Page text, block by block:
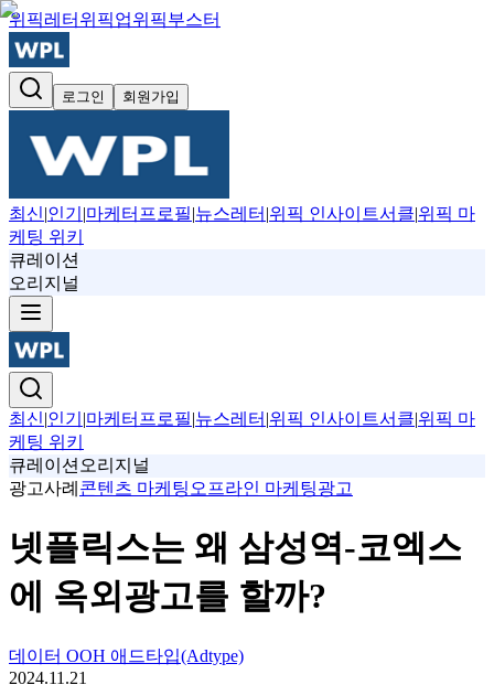
위픽레터 위픽업위픽부스터
로그인 회원가입
최신|인기 |마케터프로필|뉴스레터 |위픽 인사이트서클|위픽 마
케팅 위키
큐레이션
오리지널
최신|인기 |마케터프로필|뉴스레터 |위픽 인사이트서클|위픽 마
케팅 위키
큐레이션 오리지널
광고사례 콘텐츠 마케팅 오프라인 마케팅광고
넷플릭스는 왜 삼성역-코엑스
에 옥외광고를 할까?
데이터 OOH 애드타입(Adtype)
2024.11.21